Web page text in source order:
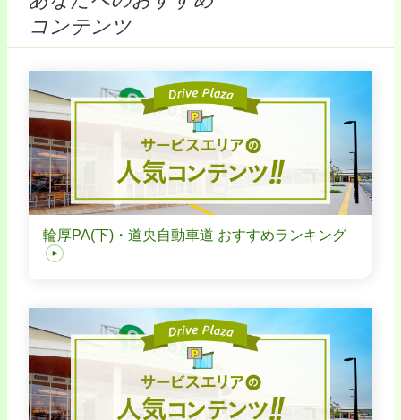
コンテンツ
輪厚PA(下)・道央自動車道 おすすめランキング